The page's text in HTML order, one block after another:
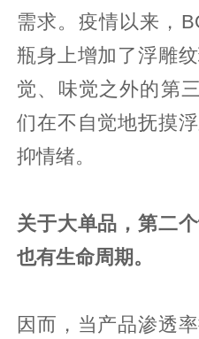
需求。疫情以来，
瓶身上增加了浮雕
觉、味觉之外的第
们在不自觉地抚摸
抑情绪。
关于大单品，第二
也有生命周期 。
因而，当产品渗透